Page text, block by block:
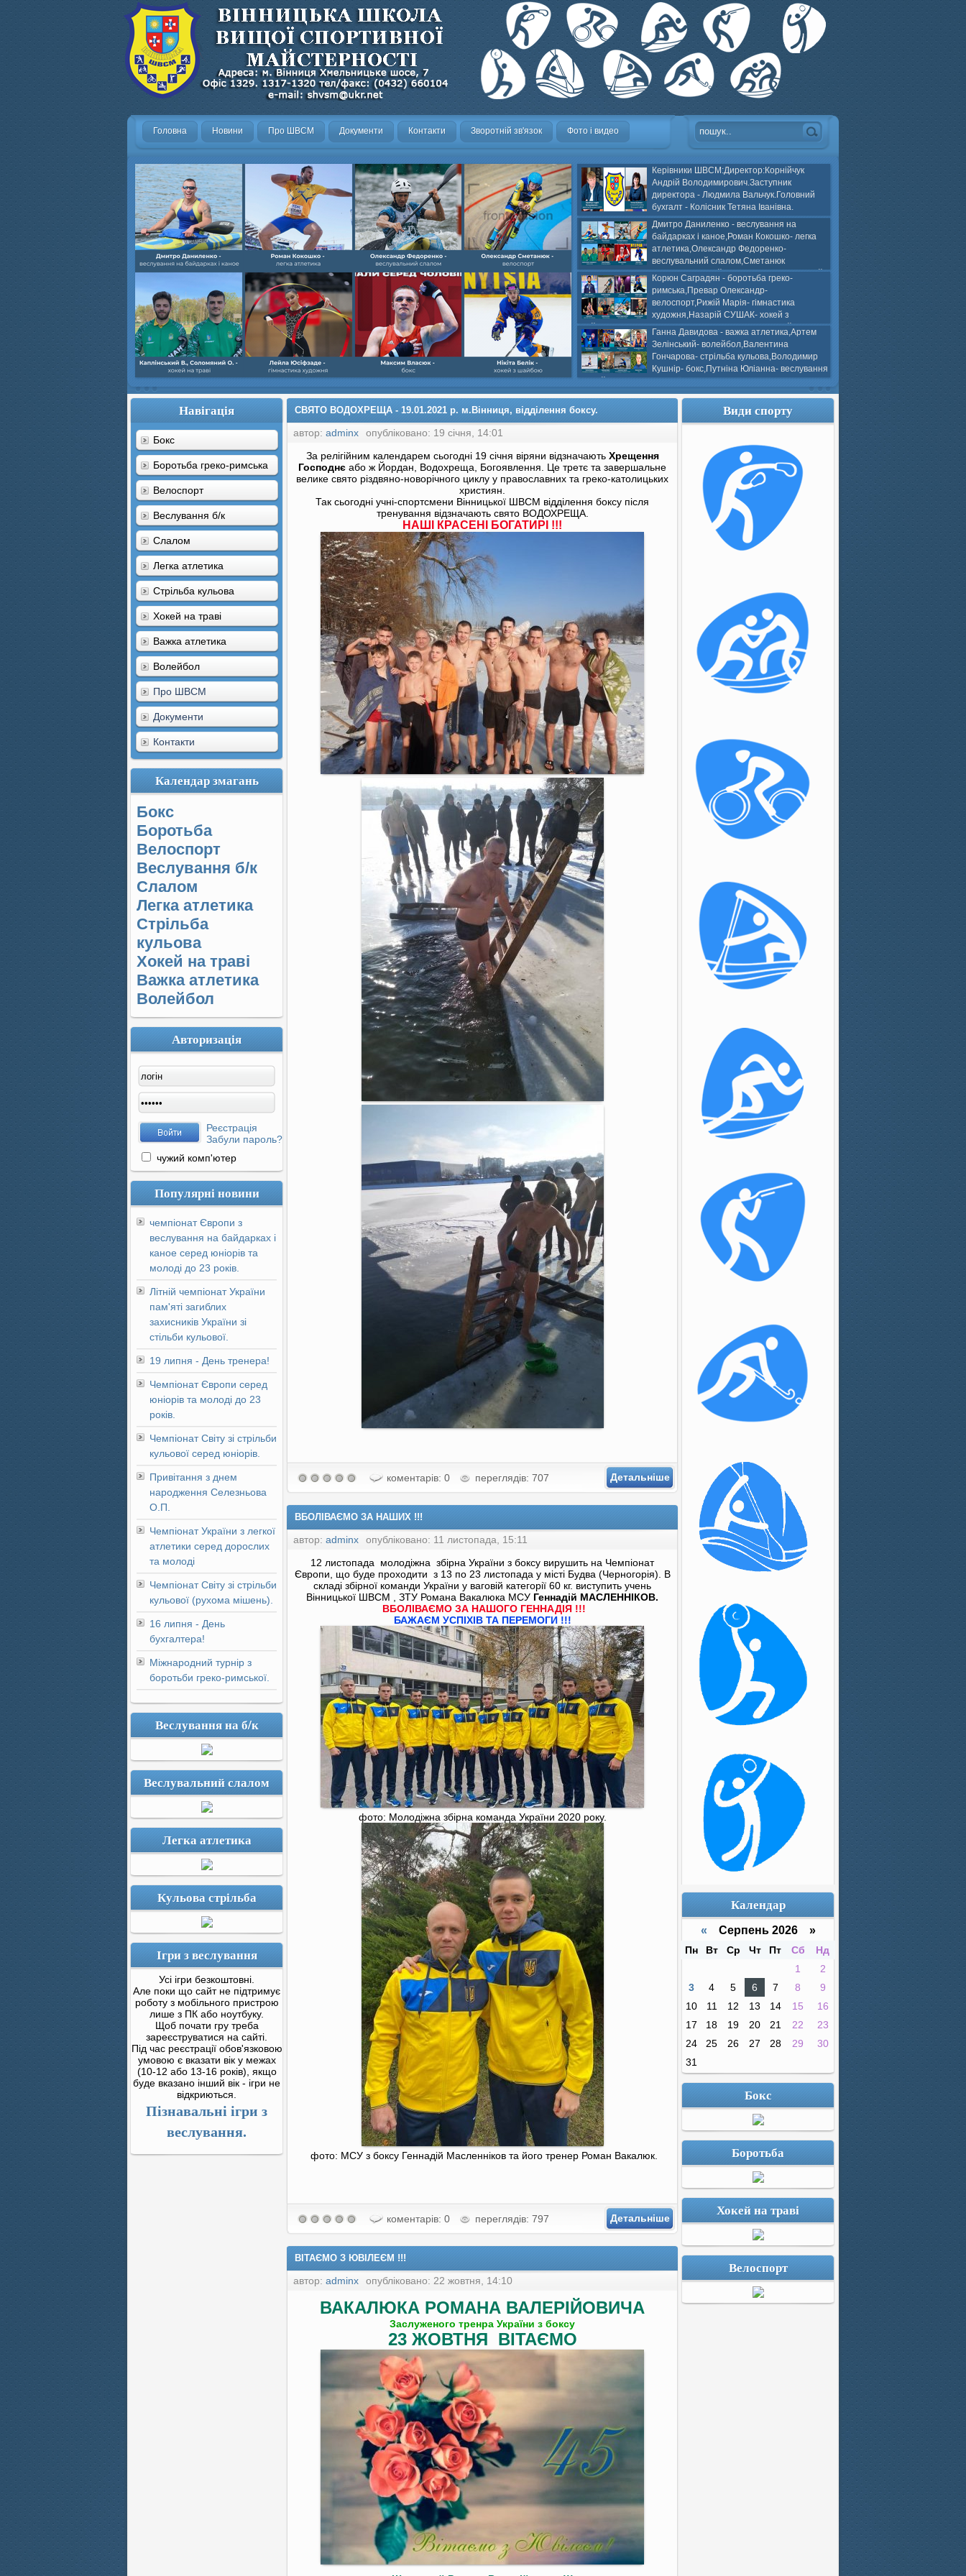
Головна Новини Про ШВСМ Документи Контакти Зворотній зв'язок Фото і видео
Керівники ШВСМ:Директор:Корнійчук
Андрій Володимирович.Заступник
директора - Людмила Вальчук.Головний
бухгалт - Колісник Тетяна Іванівна.
Дмитро Даниленко - веслування на
байдарках і каное,Роман Кокошко- легка
атлетика,Олександр Федоренко-
веслувальний слалом,Сметанюк
Олександр- велоспорт,Каплінський Володимир, Соломяний
Олександр- хокей на траві,Лейла Юсіфзаде- гімнастика
художня,Максим Власюк- бокс,Нікіта БЕЛІК- хокей з шайбою.
Корюн Саградян - боротьба греко-
римська,Превар Олександр-
велоспорт,Рижій Марія- гімнастика
художня,Назарій СУШАК- хокей з
шайбою,Ігор Бичков- боротьба греко-римська,Сергій
Колісник- важка атлетика,Вікторія Добротворська-
веслвальний слалом,Валерія Якушева - волейбол.
Ганна Давидова - важка атлетика,Артем
Зелінський- волейбол,Валентина
Гончарова- стрільба кульова,Володимир
Кушнір- бокс,Путніна Юліанна- веслування
на байдарках і каное,Моїсеєнко Марія- стрільба
кульова,Селезньов Г. веслування на байдарках і
Навігація
Бокс
Боротьба греко-римська
Велоспорт
Веслування б/к
Cлалом
Легка атлетика
Стрільба кульова
Хокей на траві
Важка атлетика
Волейбол
Про ШВСМ
Документи
Контакти
Календар змагань
Бокс
Боротьба
Велоспорт
Веслування б/к
Cлалом
Легка атлетика
Стрільба
кульова
Хокей на траві
Важка атлетика
Волейбол
Авторизація
Реєстрація
Забули пароль?
чужий комп'ютер
Популярні новини
чемпіонат Європи з
веслування на байдарках і
каное серед юніорів та
молоді до 23 років.
Літній чемпіонат України
пам'яті загиблих
захисників України зі
стільби кульової.
19 липня - День тренера!
Чемпіонат Європи серед
юніорів та молоді до 23
років.
Чемпіонат Світу зі стрільби
кульової серед юніорів.
Привітання з днем
народження Селезньова
О.П.
Чемпіонат України з легкої
атлетики серед дорослих
та молоді
Чемпіонат Світу зі стрільби
кульової (рухома мішень).
16 липня - День
бухгалтера!
Міжнародний турнір з
боротьби греко-римської.
Веслування на б/к
Веслувальний слалом
Легка атлетика
Кульова стрільба
Ігри з веслування
Усі ігри безкоштовні.
Але поки що сайт не підтримує
роботу з мобільного пристрою
лише з ПК або ноутбуку.
Щоб почати гру треба
зареєструватися на сайті.
Під час реєстрації обов'язковою
умовою є вказати вік у межах
(10-12 або 13-16 років), якщо
буде вказано інший вік - ігри не
відкриються.
Пізнавальні ігри з
веслування.
СВЯТО ВОДОХРЕЩА - 19.01.2021 р. м.Вінниця, відділення боксу.
автор: adminx
опубліковано: 19 січня, 14:01
За релігійним календарем сьогодні 19 січня віряни відзначають Хрещення
Господнє або ж Йордан, Водохреща, Богоявлення. Це третє та завершальне
велике свято різдвяно-новорічного циклу у православних та греко-католицьких
християн.
Так сьогодні учні-спортсмени Вінницької ШВСМ відділення боксу після
тренування відзначають свято ВОДОХРЕЩА.
НАШІ КРАСЕНІ БОГАТИРІ !!!
коментарів: 0 переглядів: 707 Детальніше
ВБОЛІВАЄМО ЗА НАШИХ !!!
автор: adminx
опубліковано: 11 листопада, 15:11
12 листопада молодіжна збірна України з боксу вирушить на Чемпіонат
Європи, що буде проходити з 13 по 23 листопада у місті Будва (Черногорія). В
складі збірної команди України у ваговій категорії 60 кг. виступить учень
Вінницької ШВСМ , ЗТУ Романа Вакалюка МСУ Геннадій МАСЛЕННІКОВ.
ВБОЛІВАЄМО ЗА НАШОГО ГЕННАДІЯ !!!
БАЖАЄМ УСПІХІВ ТА ПЕРЕМОГИ !!!
фото: Молодіжна збірна команда України 2020 року.
фото: МСУ з боксу Геннадій Масленніков та його тренер Роман Вакалюк.
коментарів: 0 переглядів: 797 Детальніше
ВІТАЄМО З ЮВІЛЕЄМ !!!
автор: adminx опубліковано: 22 жовтня, 14:10
ВАКАЛЮКА РОМАНА ВАЛЕРІЙОВИЧА
Заслуженого тренра України з боксу
23 ЖОВТНЯ ВІТАЄМО
Види спорту
Календар
« Серпень 2026 »
Пн Вт Ср Чт Пт Сб
Нд
1
2
3
4 5 6 7 8
9
10
11 12 13 14 15
16
17
18 19 20 21 22
23
24
25 26 27 28 29
30
31
Бокс
Боротьба
Хокей на траві
Велоспорт